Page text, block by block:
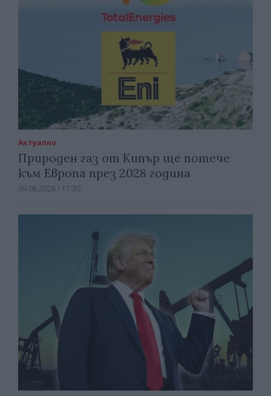
Актуално
Природен газ от Кипър ще потече
към Европа през 2028 година
09.08.2026 / 17:30